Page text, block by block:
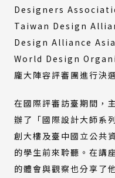
Designers
Taiwan Design
Design Alliance Asia
World Design
龐大陣容評審團進行決
在國際評審訪臺期間，
辦了「國際設計大師系
創大樓及臺中國立公共
的學生前來聆聽。在講
的體會與觀察也分享了